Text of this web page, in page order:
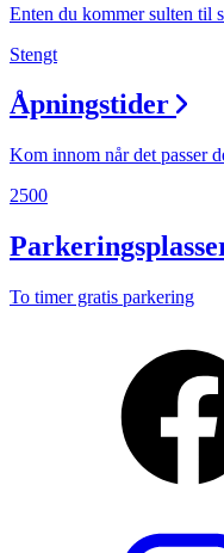
Enten du kommer sulten til
Stengt
Åpningstider
Kom innom når det passer
2500
To timer gratis parkering